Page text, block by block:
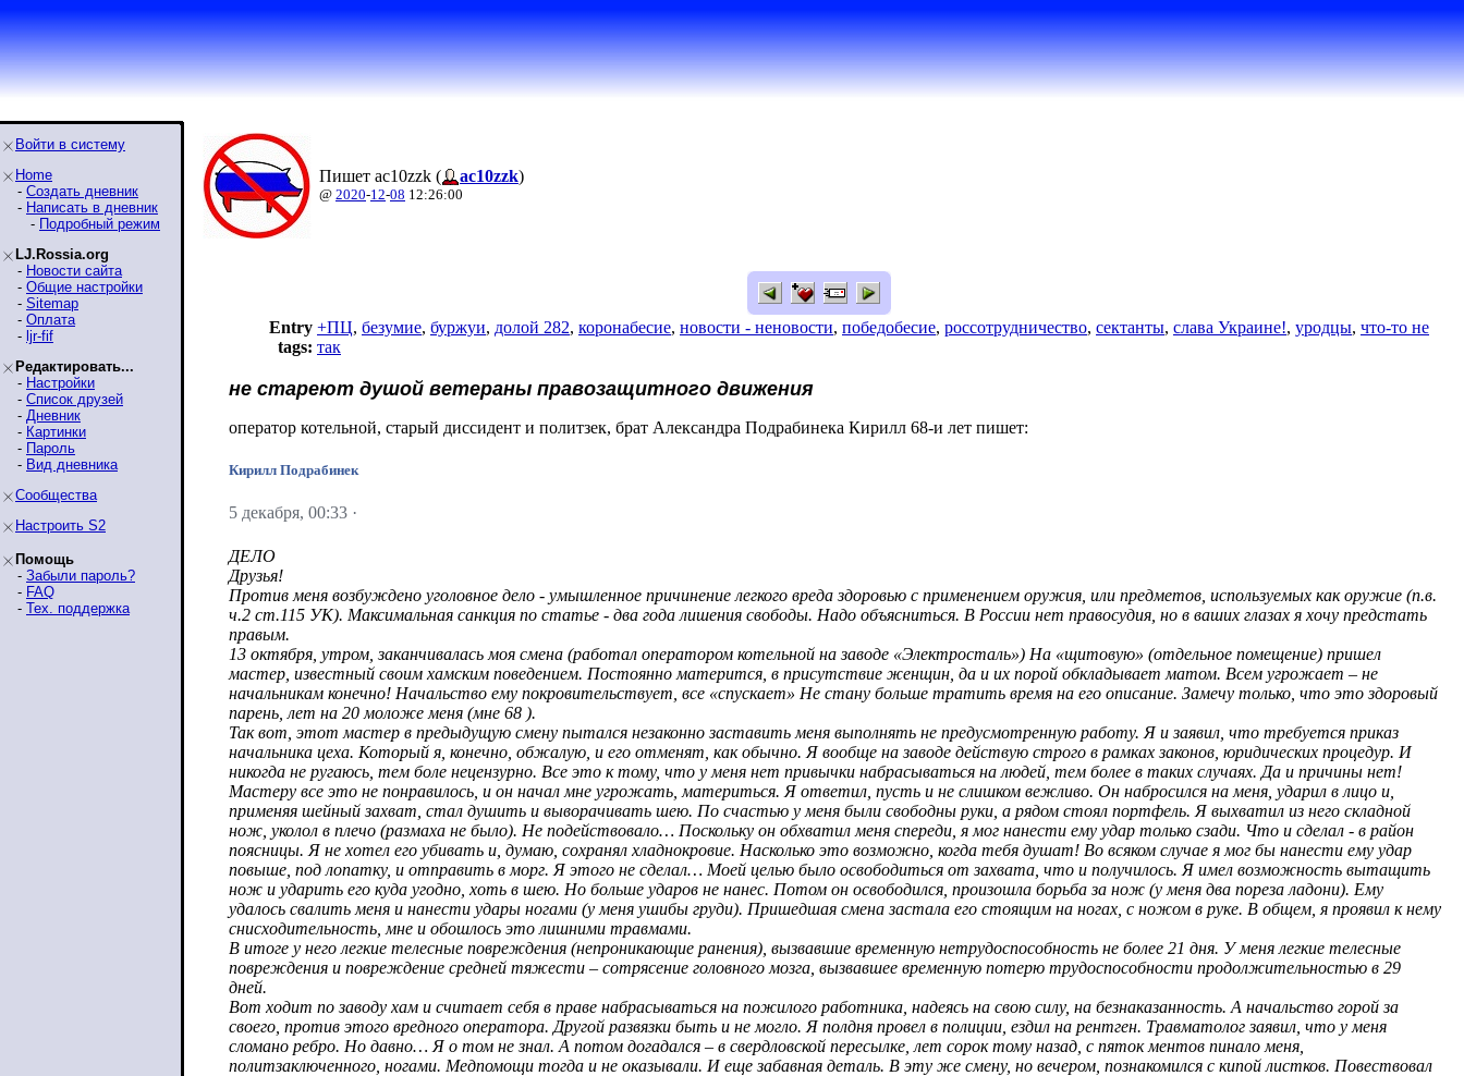
Войти в систему
Home
- Создать дневник
- Написать в дневник
- Подробный режим
LJ.Rossia.org
- Новости сайта
- Общие настройки
- Sitemap
- Оплата
- ljr-fif
Редактировать...
- Настройки
- Список друзей
- Дневник
- Картинки
- Пароль
- Вид дневника
Сообщества
Настроить S2
Помощь
- Забыли пароль?
- FAQ
- Тех. поддержка
Пишет ac10zzk ( ac10zzk)
@ 2020-12-08 12:26:00
Entry
tags:
+ПЦ, безумие, буржуи, долой 282, коронабесие, новости - неновости, победобесие, россотрудничество, сектанты, слава Украине!, уродцы, что-то не
так
не стареют душой ветераны правозащитного движения
оператор котельной, старый диссидент и политзек, брат Александра Подрабинека Кирилл 68-и лет пишет:
Кирилл Подрабинек
5 декабря, 00:33 ·
ДЕЛО
Друзья!
Против меня возбуждено уголовное дело - умышленное причинение легкого вреда здоровью с применением оружия, или предметов, используемых как оружие (п.в.
ч.2 ст.115 УК). Максимальная санкция по статье - два года лишения свободы. Надо объясниться. В России нет правосудия, но в ваших глазах я хочу предстать
правым.
13 октября, утром, заканчивалась моя смена (работал оператором котельной на заводе «Электросталь») На «щитовую» (отдельное помещение) пришел
мастер, известный своим хамским поведением. Постоянно матерится, в присутствие женщин, да и их порой обкладывает матом. Всем угрожает – не
начальникам конечно! Начальство ему покровительствует, все «спускает» Не стану больше тратить время на его описание. Замечу только, что это здоровый
парень, лет на 20 моложе меня (мне 68 ).
Так вот, этот мастер в предыдущую смену пытался незаконно заставить меня выполнять не предусмотренную работу. Я и заявил, что требуется приказ
начальника цеха. Который я, конечно, обжалую, и его отменят, как обычно. Я вообще на заводе действую строго в рамках законов, юридических процедур. И
никогда не ругаюсь, тем боле нецензурно. Все это к тому, что у меня нет привычки набрасываться на людей, тем более в таких случаях. Да и причины нет!
Мастеру все это не понравилось, и он начал мне угрожать, материться. Я ответил, пусть и не слишком вежливо. Он набросился на меня, ударил в лицо и,
применяя шейный захват, стал душить и выворачивать шею. По счастью у меня были свободны руки, а рядом стоял портфель. Я выхватил из него складной
нож, уколол в плечо (размаха не было). Не подействовало… Поскольку он обхватил меня спереди, я мог нанести ему удар только сзади. Что и сделал - в район
поясницы. Я не хотел его убивать и, думаю, сохранял хладнокровие. Насколько это возможно, когда тебя душат! Во всяком случае я мог бы нанести ему удар
повыше, под лопатку, и отправить в морг. Я этого не сделал… Моей целью было освободиться от захвата, что и получилось. Я имел возможность вытащить
нож и ударить его куда угодно, хоть в шею. Но больше ударов не нанес. Потом он освободился, произошла борьба за нож (у меня два пореза ладони). Ему
удалось свалить меня и нанести удары ногами (у меня ушибы груди). Пришедшая смена застала его стоящим на ногах, с ножом в руке. В общем, я проявил к нему
снисходительность, мне и обошлось это лишними травмами.
В итоге у него легкие телесные повреждения (непроникающие ранения), вызвавшие временную нетрудоспособность не более 21 дня. У меня легкие телесные
повреждения и повреждение средней тяжести – сотрясение головного мозга, вызвавшее временную потерю трудоспособности продолжительностью в 29
дней.
Вот ходит по заводу хам и считает себя в праве набрасываться на пожилого работника, надеясь на свою силу, на безнаказанность. А начальство горой за
своего, против этого вредного оператора. Другой развязки быть и не могло. Я полдня провел в полиции, ездил на рентген. Травматолог заявил, что у меня
сломано ребро. Но давно… Я о том не знал. А потом догадался – в свердловской пересылке, лет сорок тому назад, с пяток ментов пинало меня,
политзаключенного, ногами. Медпомощи тогда и не оказывали. И еще забавная деталь. В эту же смену, но вечером, познакомился с кипой листков. Повествовал